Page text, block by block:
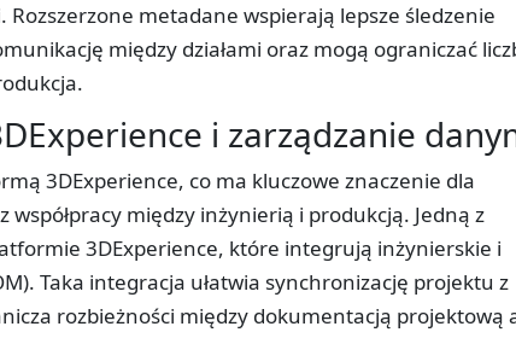
metadane wspierają lepsze śledzenie
między działami oraz mogą ograniczać
i zarządzanie
3DExperience, co ma kluczowe znaczenie dla
między inżynierią i produkcją. Jedną z
3DExperience, które integrują inżynierskie i
Taka integracja ułatwia synchronizację projektu z
rozbieżności między dokumentacją projektową